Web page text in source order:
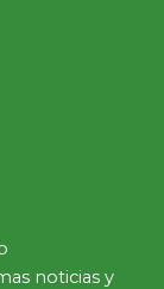
noticias y